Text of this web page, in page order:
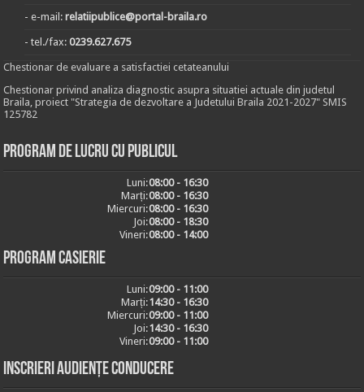
- e-mail:relatiipublice@portal-braila.ro
- tel./fax:0239.627.675
Chestionar de evaluare a satisfactiei cetateanului
Chestionar privind analiza diagnostic asupra situatiei actuale din judetul
Braila, proiect "Strategia de dezvoltare a Judetului Braila 2021-2027" SMIS
125782
Program de lucru cu publicul
Luni:08:00 - 16:30
Marți:08:00 - 16:30
Miercuri:08:00 - 16:30
Joi:08:00 - 18:30
Vineri:08:00 - 14:00
Program casierie
Luni:09:00 - 11:00
Marți:14:30 - 16:30
Miercuri:09:00 - 11:00
Joi:14:30 - 16:30
Vineri:09:00 - 11:00
Inscrieri audiențe conducere